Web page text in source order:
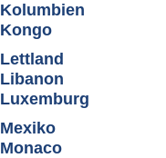
Kolumbien
Kongo
Lettland
Libanon
Luxemburg
Mexiko
Monaco